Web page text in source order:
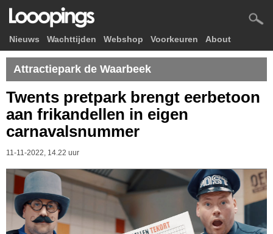
Nieuws Wachttijden Webshop Voorkeuren About
Attractiepark de Waarbeek
Twents pretpark brengt eerbetoon
aan frikandellen in eigen
carnavalsnummer
11-11-2022, 14.22 uur